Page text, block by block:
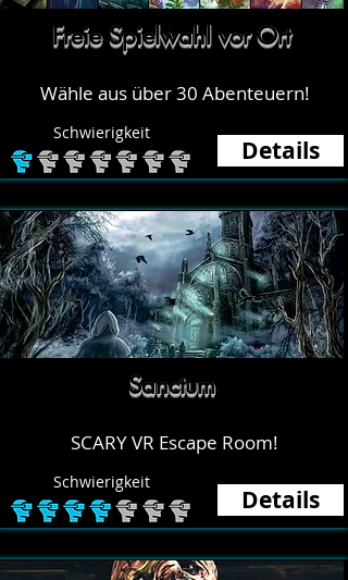
Freie Spielwahl vor Ort
Wähle aus über 30 Abenteuern!
Schwierigkeit
Details
Sanctum
SCARY VR Escape Room!
Schwierigkeit
Details